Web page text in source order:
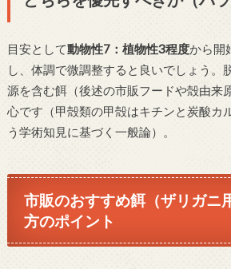
目安として動物性7：植物性3程度から開
し、体調で微調整すると良いでしょう。
源を含む餌（後述の市販フードや殻由来
心です（甲殻類の甲殻はキチンと炭酸カ
う学術知見に基づく一般論）。
市販のおすすめ餌（ザリガニ
方のポイント